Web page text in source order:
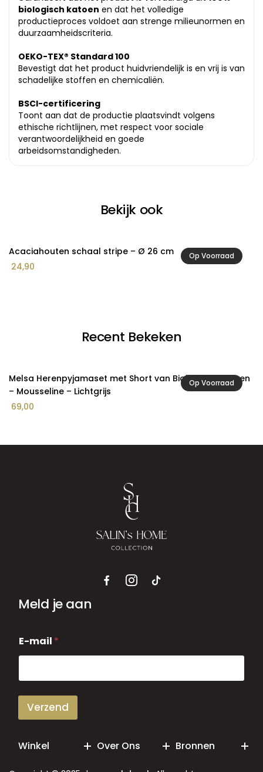
biologisch katoen en dat het volledige
productieproces voldoet aan strenge milieunormen en
duurzaamheidscriteria.
OEKO-TEX® Standard 100
Bevestigt dat het product huidvriendelijk is en vrij is van
schadelijke stoffen en chemicaliën.
BSCI-certificering
Toont aan dat de productie plaatsvindt volgens
ethische richtlijnen, met respect voor sociale
verantwoordelijkheid en goede
arbeidsomstandigheden.
Bekijk ook
Op Voorraad
Acaciahouten schaal stripe – Ø 26 cm
24,90
Recent Bekeken
Op Voorraad
Melsa Herenpyjamaset met Short van Biologisch Katoen
– Mousseline – Lichtgrijs
69,00
Meld je aan
-
m
i
E-mail *
Verzend
Winkel Over Ons Bronnen